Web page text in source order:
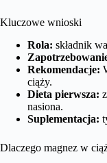
Kluczowe wnioski
Rola: składnik
Rekomendacje:
ciąży.
Dieta pierwsza:
nasiona.
Suplementacja:
Dlaczego magnez w